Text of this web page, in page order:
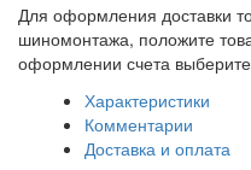
Для оформления доставки
шиномонтажа, положите
оформлении счета
Характеристики
Комментарии
Доставка и оплата